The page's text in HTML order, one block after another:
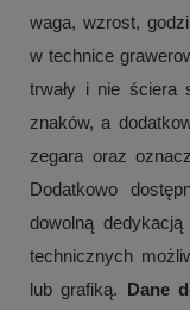
waga, wzrost,
w technice
trwały i nie ściera
znaków, a
zegara oraz
Dodatkowo
dowolną
technicznych
lub grafiką. Dane